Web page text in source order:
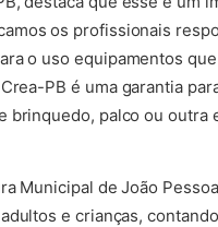
os profissionais
o uso equipamentos
PB é uma garantia
brinquedo, palco ou
Municipal de João
e crianças,